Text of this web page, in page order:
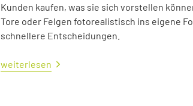
Kunden kaufen, was sie sich vorstellen
Tore oder Felgen fotorealistisch ins eigene
schnellere Entscheidungen.
weiterlesen